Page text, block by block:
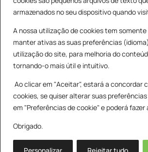
armazenados no seu dispositivo quando
A nossa utilização de cookies tem
manter ativas as suas preferências
utilização do site, para melhoria do
tornando-o mais útil e intuitivo.
Ao clicar em "Aceitar", estará a concordar
cookies, se quiser alterar suas
em "Preferências de cookie" e poderá fazer
Obrigado.
Products
search
© All Copyright 2025 by